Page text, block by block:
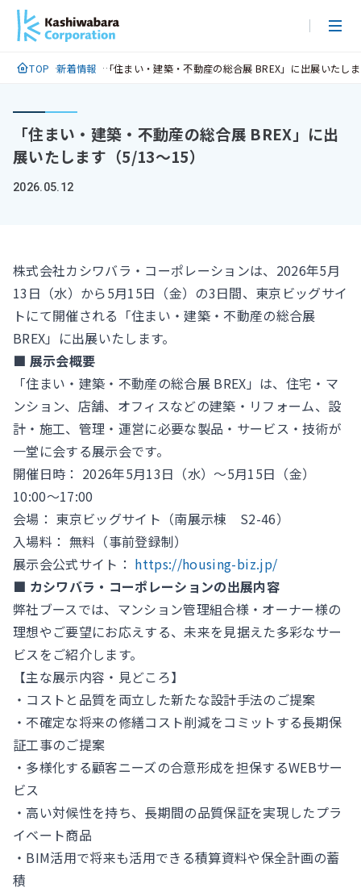
メ
イ
ン
ン
ツ
ス
TOP 新着情報 「住まい・建築・不動産の総合展 BREX」に出展いたし
「住まい・建築・不動産の総合展 BREX」に出
展いたします（5/13〜15）
2026.05.12
株式会社カシワバラ・コーポレーションは、2026年5月
13日（水）から5月15日（金）の3日間、東京ビッグサイ
トにて開催される「住まい・建築・不動産の総合展
BREX」に出展いたします。
■ 展示会概要
「住まい・建築・不動産の総合展 BREX」は、住宅・マ
ンション、店舗、オフィスなどの建築・リフォーム、設
計・施工、管理・運営に必要な製品・サービス・技術が
一堂に会する展示会です。
開催日時： 2026年5月13日（水）〜5月15日（金）
10:00〜17:00
会場： 東京ビッグサイト（南展示棟 S2-46）
入場料： 無料（事前登録制）
展示会公式サイト： https://housing-biz.jp/
■ カシワバラ・コーポレーションの出展内容
弊社ブースでは、マンション管理組合様・オーナー様の
理想やご要望にお応えする、未来を見据えた多彩なサー
ビスをご紹介します。
【主な展示内容・見どころ】
・コストと品質を両立した新たな設計手法のご提案
・不確定な将来の修繕コスト削減をコミットする長期保
証工事のご提案
・多様化する顧客ニーズの合意形成を担保するWEBサー
ビス
・高い対候性を持ち、長期間の品質保証を実現したプラ
イベート商品
・BIM活用で将来も活用できる積算資料や保全計画の蓄
積